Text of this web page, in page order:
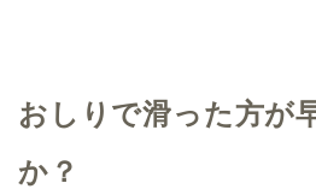
おしりで滑った方が
か？